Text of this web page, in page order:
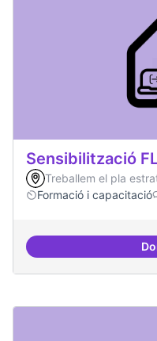
Sensibilització
Treballem el pla
Formació i capacitació